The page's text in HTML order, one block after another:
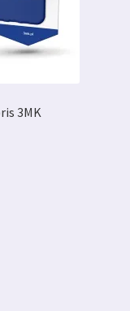
3MK